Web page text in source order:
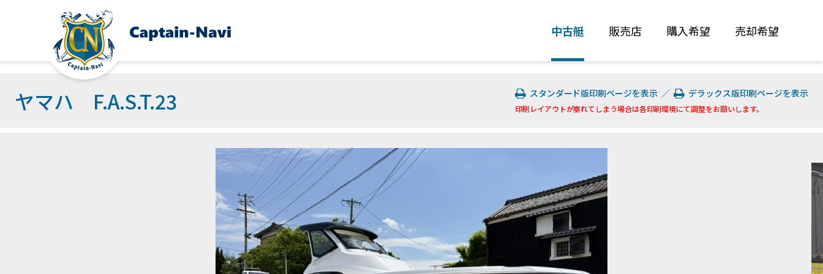
中古艇 販売店 購入希望 売却希望
ヤマハ F.A.S.T.23 スタンダード版印刷ページを表示 ／ デラックス版印刷ページを表示
印刷レイアウトが崩れてしまう場合は各印刷環境にて調整をお願いします。